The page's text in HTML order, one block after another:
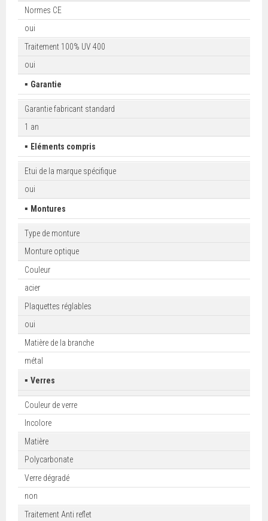
Normes CE
oui
Traitement 100% UV 400
oui
▪ Garantie
Garantie fabricant standard
1 an
▪ Eléments compris
Etui de la marque spécifique
oui
▪ Montures
Type de monture
Monture optique
Couleur
acier
Plaquettes réglables
oui
Matière de la branche
métal
▪Verres
Couleur de verre
Incolore
Matière
Polycarbonate
Verre dégradé
non
Traitement Anti reflet